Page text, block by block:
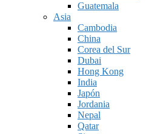
Guatemala
Asia
Cambodia
China
Corea del Sur
Dubai
Hong Kong
India
Japón
Jordania
Nepal
Qatar